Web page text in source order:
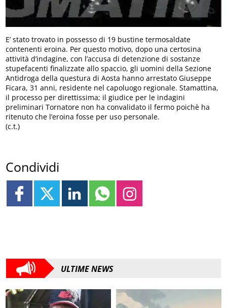
E’ stato trovato in possesso di 19 bustine termosaldate
contenenti eroina. Per questo motivo, dopo una certosina
attività d’indagine, con l’accusa di detenzione di sostanze
stupefacenti finalizzate allo spaccio, gli uomini della Sezione
Antidroga della questura di Aosta hanno arrestato Giuseppe
Ficara, 31 anni, residente nel capoluogo regionale. Stamattina,
il processo per direttissima; il giudice per le indagini
preliminari Tornatore non ha convalidato il fermo poichè ha
ritenuto che l’eroina fosse per uso personale.
(c.t.)
Condividi
ULTIME NEWS